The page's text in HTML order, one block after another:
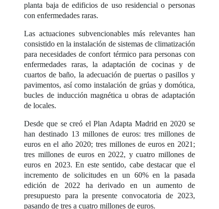
planta baja de edificios de uso residencial o personas
con enfermedades raras.
Las actuaciones subvencionables más relevantes han
consistido en la instalación de sistemas de climatización
para necesidades de confort térmico para personas con
enfermedades raras, la adaptación de cocinas y de
cuartos de baño, la adecuación de puertas o pasillos y
pavimentos, así como instalación de grúas y domótica,
bucles de inducción magnética u obras de adaptación
de locales.
Desde que se creó el Plan Adapta Madrid en 2020 se
han destinado 13 millones de euros: tres millones de
euros en el año 2020; tres millones de euros en 2021;
tres millones de euros en 2022, y cuatro millones de
euros en 2023. En este sentido, cabe destacar que el
incremento de solicitudes en un 60% en la pasada
edición de 2022 ha derivado en un aumento de
presupuesto para la presente convocatoria de 2023,
pasando de tres a cuatro millones de euros.